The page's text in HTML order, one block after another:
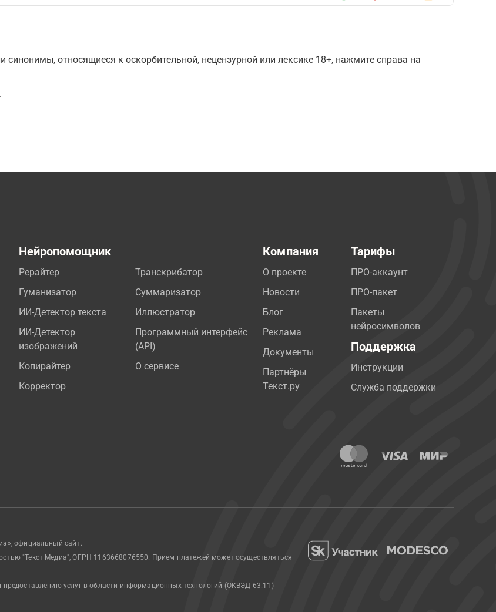
относящиеся к оскорбительной, нецензурной или лексике 18+, нажмите справа на
Нейропомощник
Рерайтер
Гуманизатор
ИИ-Детектор текста
ИИ-Детектор
изображений
Копирайтер
Корректор
Транскрибатор
Суммаризатор
Иллюстратор
Программный интерфейс
(API)
О сервисе
Компания
О проекте
Новости
Блог
Реклама
Документы
Партнёры
Текст.ру
Тарифы
ПРО-аккаунт
ПРО-пакет
Пакеты
нейросимволов
Поддержка
Инструкции
Служба поддержки
официальный сайт.
"Текст Медиа", ОГРН 1163668076550. Прием платежей может осуществляться
услуг в области информационных технологий (ОКВЭД 63.11)